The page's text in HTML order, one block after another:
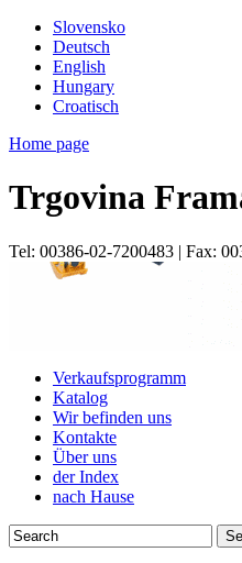
Slovensko
Deutsch
English
Hungary
Croatisch
Home page
Trgovina
Tel: 00386-02-7200483 | Fax:
Verkaufsprogramm
Katalog
Wir befinden uns
Kontakte
Über uns
der Index
nach Hause